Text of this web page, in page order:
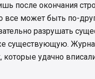
после окончания
все может быть по-
разрушать
существующую.
удачно